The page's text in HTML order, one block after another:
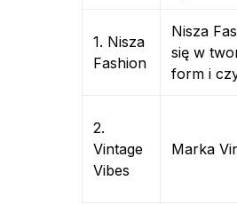
1. Nisza
Fashion
Nisza
się w
form i
2.
Vintage
Vibes
Marka